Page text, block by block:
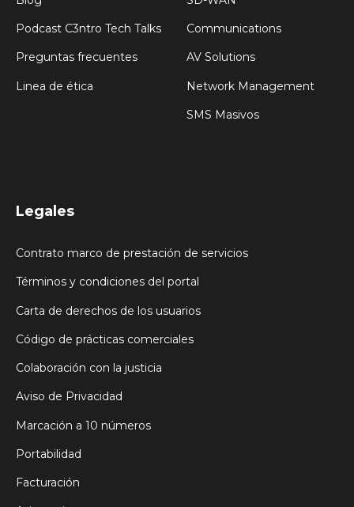
Podcast C3ntro Tech Talks
Preguntas frecuentes
Linea de ética
Communications
AV Solutions
Network Management
SMS Masivos
Legales
Contrato marco de prestación de servicios
Términos y condiciones del portal
Carta de derechos de los usuarios
Código de prácticas comerciales
Colaboración con la justicia
Aviso de Privacidad
Marcación a 10 números
Portabilidad
Facturación